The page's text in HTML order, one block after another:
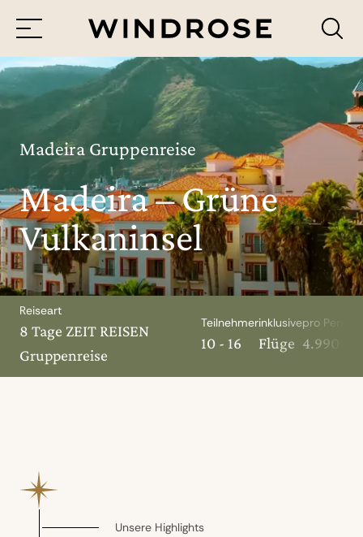
Reiseziele
Reisethemen
Jetzt Anfrage senden
Madeira Gruppenreise
Madeira – Grüne
Vulkaninsel
Reiseart
8 Tage ZEIT REISEN
Gruppenreise
Teilnehmer
10 - 16
inklusive
Flüge
pro Person
4.990 €
Unsere Highlights